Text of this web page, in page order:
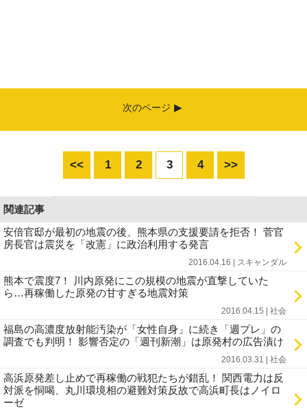
次のページ
<< 1 2 3 4 >>
関連記事
安倍官邸が最初の地震の後、熊本県の支援要請を拒否！ 菅官
房長官は震災を「改憲」に政治利用する発言
2016.04.16 | スキャンダル
熊本で震度7！ 川内原発にこの規模の地震が直撃していた
ら…再稼働した原発の甘すぎる地震対策
2016.04.15 | 社会
福島の高濃度放射能汚染が「女性自身」に続き「週プレ」の
調査でも判明！ 影響否定の「週刊新潮」は原発村の広告漬け
2016.03.31 | 社会
高浜原発差し止めで再稼働の戦犯たちが錯乱！ 関西電力は反
対派を恫喝、丸川環境相の避難対策反故で高浜町長はノイロ
ーゼ